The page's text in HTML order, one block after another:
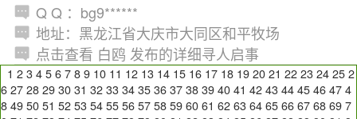
Q Q ：bg9******
地址：黑龙江省大庆市大同区和平牧场
点击查看 白鸥 发布的详细寻人启事
1 2 3 4 5 6 7 8 9 10 11 12 13 14 15 16 17 18 19 20 21 22 23 24 25 2
6 27 28 29 30 31 32 33 34 35 36 37 38 39 40 41 42 43 44 45 46 47 4
8 49 50 51 52 53 54 55 56 57 58 59 60 61 62 63 64 65 66 67 68 69 7